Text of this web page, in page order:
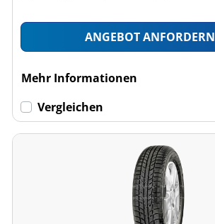
ANGEBOT ANFORDERN
Mehr Informationen
Vergleichen